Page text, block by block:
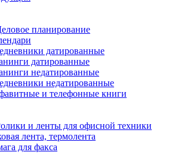
планирование
датированные
датированные
недатированные
недатированные
и телефонные книги
и ленты для офисной техники
лента, термолента
для факса